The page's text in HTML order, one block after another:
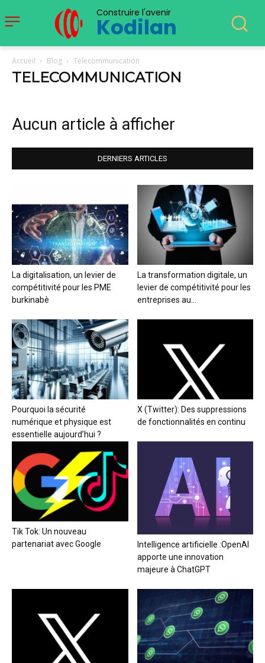
Construire l'avenir
Kodilan
Accueil Blog Telecommunication
TELECOMMUNICATION
Aucun article à afficher
DERNIERS ARTICLES
La digitalisation, un levier de
compétitivité pour les PME
burkinabè
La transformation digitale, un
levier de compétitivité pour les
entreprises au...
Pourquoi la sécurité
numérique et physique est
essentielle aujourd’hui ?
X (Twitter): Des suppressions
de fonctionnalités en continu
Tik Tok: Un nouveau
partenariat avec Google
Intelligence artificielle :OpenAI
apporte une innovation
majeure à ChatGPT